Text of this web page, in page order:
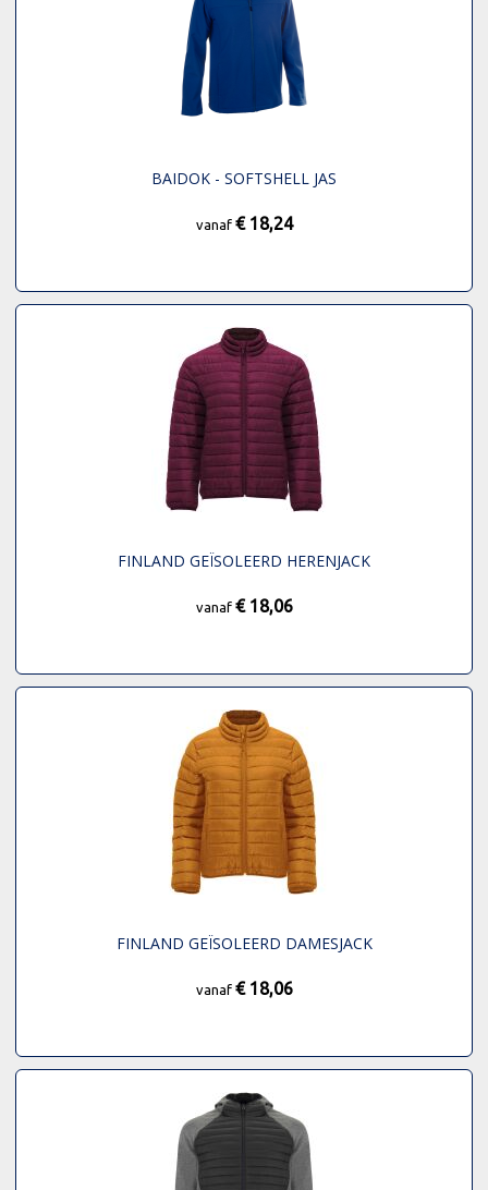
BAIDOK - SOFTSHELL JAS
vanaf € 18,24
FINLAND GEÏSOLEERD HERENJACK
vanaf € 18,06
FINLAND GEÏSOLEERD DAMESJACK
vanaf € 18,06